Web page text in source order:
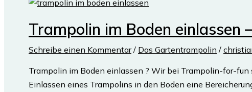
Trampolin im Boden einlassen
Schreibe einen Kommentar / Das Gartentrampolin /
Trampolin im Boden einlassen ? Wir bei Trampolin-for-fun
Einlassen eines Trampolins in den Boden eine